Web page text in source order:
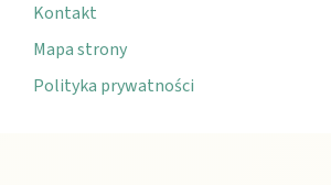
Kontakt
Mapa strony
Polityka prywatności